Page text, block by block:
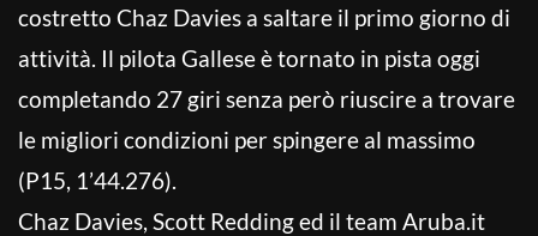
costretto Chaz Davies a saltare il primo giorno di
attività. Il pilota Gallese è tornato in pista oggi
completando 27 giri senza però riuscire a trovare
le migliori condizioni per spingere al massimo
(P15, 1’44.276).
Chaz Davies, Scott Redding ed il team Aruba.it